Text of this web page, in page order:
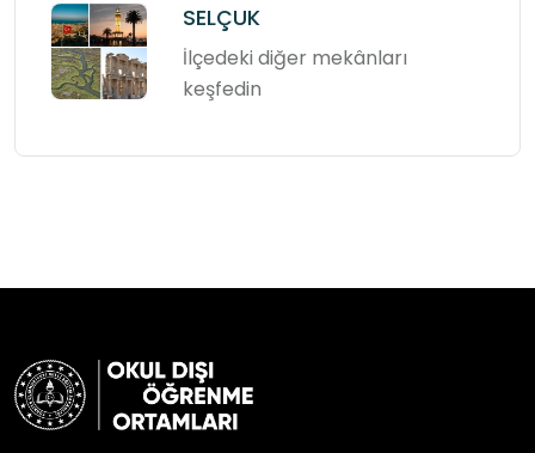
SELÇUK
İlçedeki diğer mekânları
keşfedin